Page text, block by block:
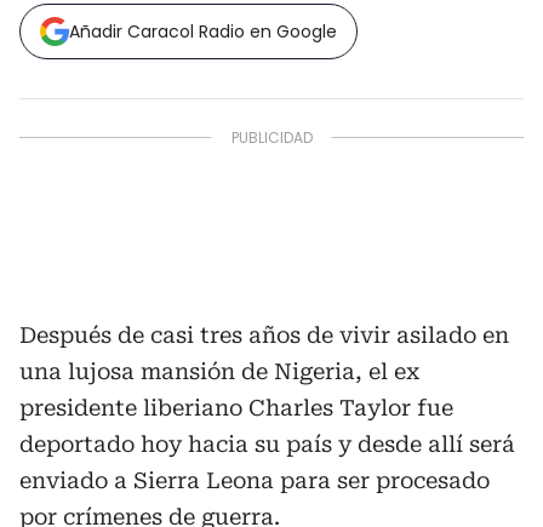
Añadir Caracol Radio en Google
Después de casi tres años de vivir asilado en
una lujosa mansión de Nigeria, el ex
presidente liberiano Charles Taylor fue
deportado hoy hacia su país y desde allí será
enviado a Sierra Leona para ser procesado
por crímenes de guerra.